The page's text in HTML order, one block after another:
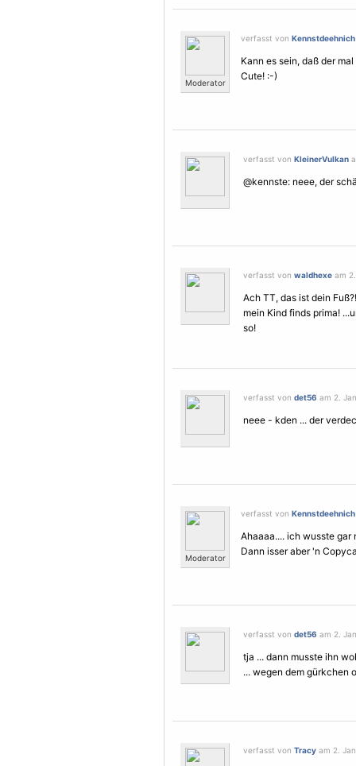
Moderator
verfasst von Kennstdeehnich
Kann es sein, daß der
Cute! :-)
verfasst von KleinerVulkan
@kennste: neee, der
verfasst von waldhexe am
Ach TT, das ist dein
mein Kind finds prima!
so!
verfasst von det56 am 2.
neee - kden ... der
Moderator
verfasst von Kennstdeehnich
Ahaaaa.... ich wusste
Dann isser aber 'n
verfasst von det56 am 2.
tja ... dann musste ihn
... wegen dem gürkchen
verfasst von Tracy am 2.